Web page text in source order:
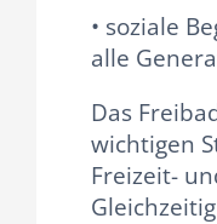
• soziale
alle
Das
wichtigen
Freizeit-